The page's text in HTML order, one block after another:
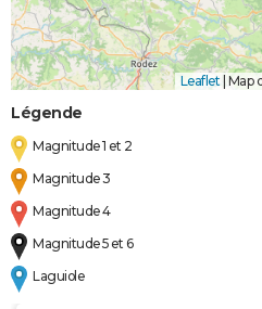
Leaflet Map
Légende
Magnitude 1 et 2
Magnitude 3
Magnitude 4
Magnitude 5 et 6
Laguiole